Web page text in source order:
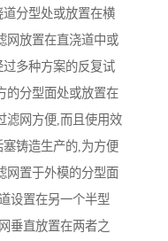
分型处或放置在横
网放置在直浇道中或
多种方案的反复试
的分型面处或放置在
滤网方便,而且使用效
铸造生产的,为方便
网置于外模的分型面
设置在另一个半型
垂直放置在两者之